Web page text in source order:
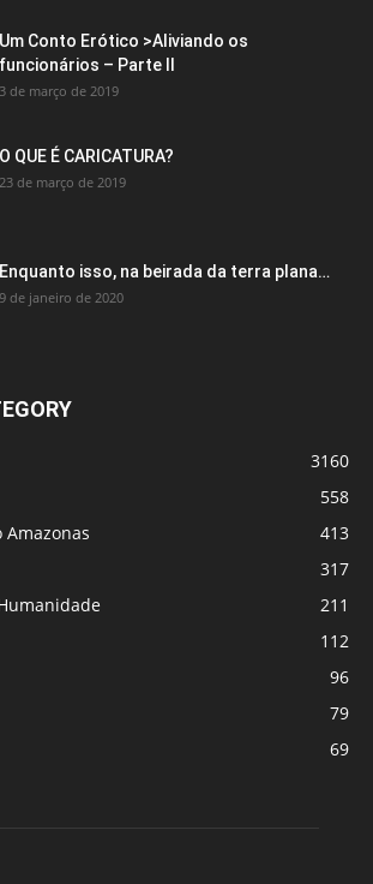
Um Conto Erótico >Aliviando os
funcionários – Parte II
3 de março de 2019
O QUE É CARICATURA?
23 de março de 2019
Enquanto isso, na beirada da terra plana…
9 de janeiro de 2020
3160
558
413
317
211
112
96
79
69